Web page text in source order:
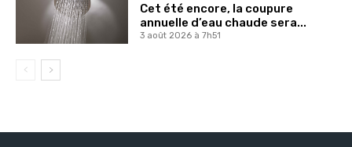
Cet été encore, la coupure
annuelle d’eau chaude sera...
3 août 2026 à 7h51